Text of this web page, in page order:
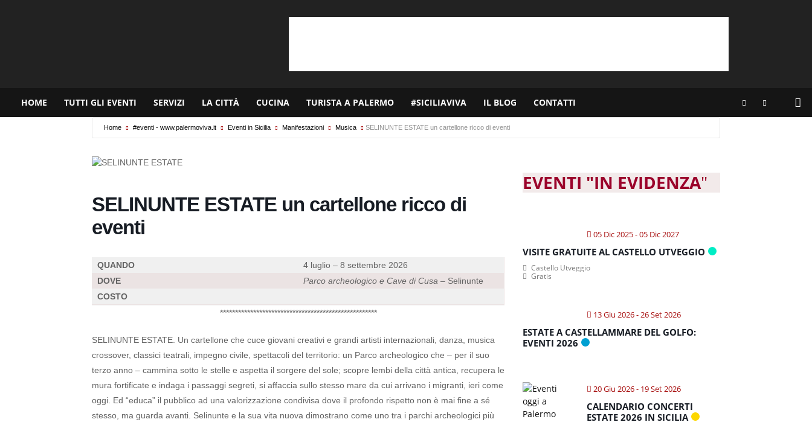
HOME TUTTI GLI EVENTI SERVIZI LA CITTÀ CUCINA TURISTA A PALERMO #SICILIAVIVA IL BLOG CONTATTI
Home #eventi - www.palermoviva.it Eventi in Sicilia Manifestazioni Musica SELINUNTE ESTATE un cartellone ricco di eventi
SELINUNTE ESTATE un cartellone ricco di
eventi
QUANDO
4 luglio – 8 settembre 2026
DOVE
Parco archeologico e Cave di Cusa – Selinunte
COSTO
****************************************************
SELINUNTE ESTATE. Un cartellone che cuce giovani creativi e grandi artisti internazionali, danza, musica
crossover, classici teatrali, impegno civile, spettacoli del territorio: un Parco archeologico che – per il suo
terzo anno – cammina sotto le stelle e aspetta il sorgere del sole; scopre lembi della città antica, recupera le
mura fortificate e indaga i passaggi segreti, si affaccia sullo stesso mare da cui arrivano i migranti, ieri come
oggi. Ed “educa” il pubblico ad una valorizzazione condivisa dove il profondo rispetto non è mai fine a sé
stesso, ma guarda avanti. Selinunte e la sua vita nuova dimostrano come uno tra i parchi archeologici più
EVENTI "IN EVIDENZA"
05 Dic 2025- 05 Dic 2027
VISITE GRATUITE AL CASTELLO UTVEGGIO
Castello Utveggio
Gratis
13 Giu 2026- 26 Set 2026
ESTATE A CASTELLAMMARE DEL GOLFO:
EVENTI 2026
20 Giu 2026- 19 Set 2026
CALENDARIO CONCERTI
ESTATE 2026 IN SICILIA